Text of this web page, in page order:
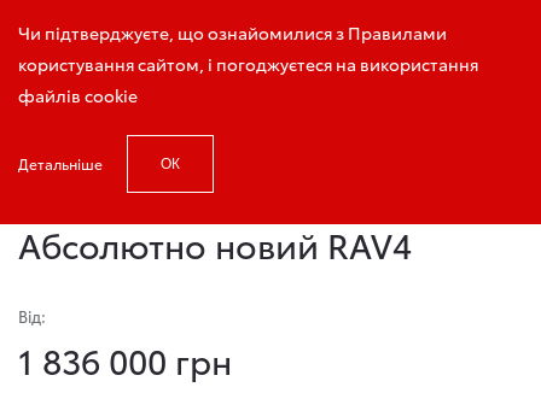
Чи підтверджуєте, що ознайомилися з Правилами
користування сайтом, і погоджуєтеся на використання
файлів cookie
Детальніше ОК
Запис на тест-драйв
Головна Модельний ряд
Абсолютно новий RAV4
Від:
1 836 000 грн